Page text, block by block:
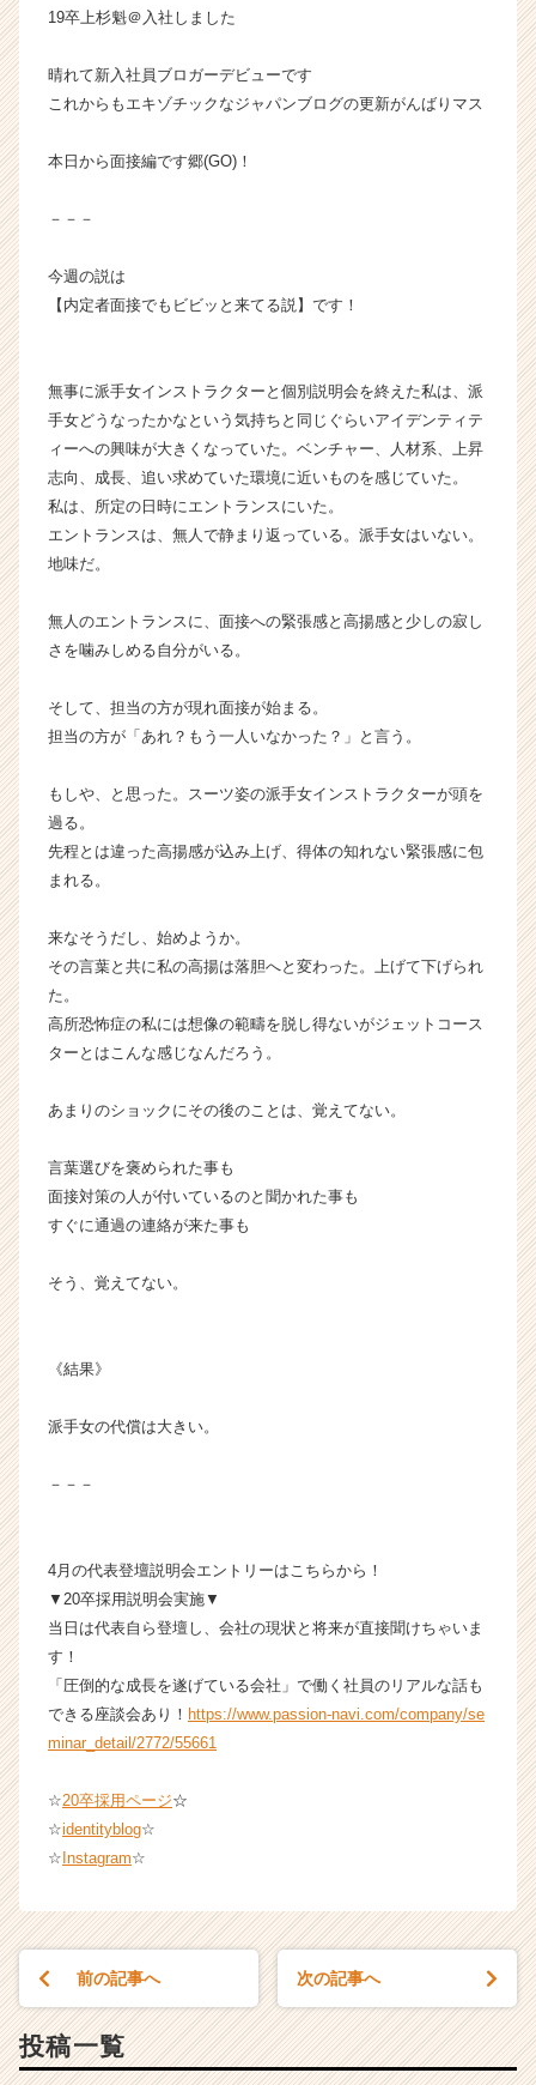
企
ら
ス
ウ
活
ト
チ
ア
キ
ャ
リ
ア
e
e
a
r
e
19卒上杉魁＠入社しました
晴れて新入社員ブロガーデビューです
これからもエキゾチックなジャパンブログの更新がんばりマス
本日から面接編です郷(GO)！
－－－
今週の説は
【内定者面接でもビビッと来てる説】です！
無事に派手女インストラクターと個別説明会を終えた私は、派
手女どうなったかなという気持ちと同じぐらいアイデンティテ
ィーへの興味が大きくなっていた。ベンチャー、人材系、上昇
志向、成長、追い求めていた環境に近いものを感じていた。
私は、所定の日時にエントランスにいた。
エントランスは、無人で静まり返っている。派手女はいない。
地味だ。
無人のエントランスに、面接への緊張感と高揚感と少しの寂し
さを噛みしめる自分がいる。
そして、担当の方が現れ面接が始まる。
担当の方が「あれ？もう一人いなかった？」と言う。
もしや、と思った。スーツ姿の派手女インストラクターが頭を
過る。
先程とは違った高揚感が込み上げ、得体の知れない緊張感に包
まれる。
来なそうだし、始めようか。
その言葉と共に私の高揚は落胆へと変わった。上げて下げられ
た。
高所恐怖症の私には想像の範疇を脱し得ないがジェットコース
ターとはこんな感じなんだろう。
あまりのショックにその後のことは、覚えてない。
言葉選びを褒められた事も
面接対策の人が付いているのと聞かれた事も
すぐに通過の連絡が来た事も
そう、覚えてない。
《結果》
派手女の代償は大きい。
－－－
4月の代表登壇説明会エントリーはこちらから！
▼20卒採用説明会実施▼
当日は代表自ら登壇し、会社の現状と将来が直接聞けちゃいま
す！
「圧倒的な成長を遂げている会社」で働く社員のリアルな話も
できる座談会あり！ https://www.passion-navi.com/company/se
minar_detail/2772/55661
☆20卒採用ページ☆
☆identityblog☆
☆ Instagram☆
前の記事へ 次の記事へ
投稿一覧